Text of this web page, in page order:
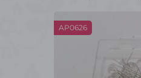
AP0626